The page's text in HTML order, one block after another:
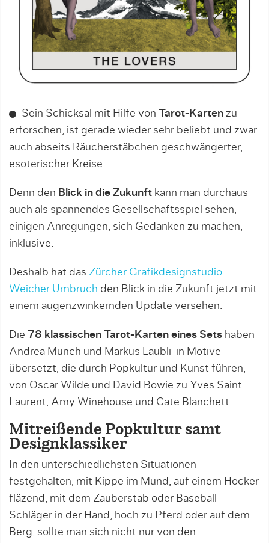
Sein Schicksal mit Hilfe von Tarot-Karten zu
erforschen, ist gerade wieder sehr beliebt und zwar
auch abseits Räucherstäbchen geschwängerter,
esoterischer Kreise.
Denn den Blick in die Zukunft kann man durchaus
auch als spannendes Gesellschaftsspiel sehen,
einigen Anregungen, sich Gedanken zu machen,
inklusive.
Deshalb hat das Zürcher Grafikdesignstudio
Weicher Umbruch den Blick in die Zukunft jetzt mit
einem augenzwinkernden Update versehen.
Die 78 klassischen Tarot-Karten eines Sets haben
Andrea Münch und Markus Läubli in Motive
übersetzt, die durch Popkultur und Kunst führen,
von Oscar Wilde und David Bowie zu Yves Saint
Laurent, Amy Winehouse und Cate Blanchett.
Mitreißende Popkultur samt
Designklassiker
In den unterschiedlichsten Situationen
festgehalten, mit Kippe im Mund, auf einem Hocker
fläzend, mit dem Zauberstab oder Baseball-
Schläger in der Hand, hoch zu Pferd oder auf dem
Berg, sollte man sich nicht nur von den